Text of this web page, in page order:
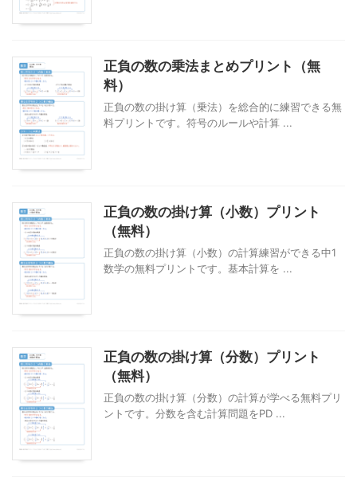
正負の数の乗法まとめプリント（無
料）
正負の数の掛け算（乗法）を総合的に練習できる無
料プリントです。符号のルールや計算 ...
正負の数の掛け算（小数）プリント
（無料）
正負の数の掛け算（小数）の計算練習ができる中1
数学の無料プリントです。基本計算を ...
正負の数の掛け算（分数）プリント
（無料）
正負の数の掛け算（分数）の計算が学べる無料プリ
ントです。分数を含む計算問題をPD ...